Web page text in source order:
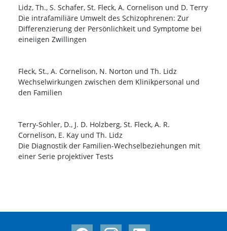
Lidz, Th., S. Schafer, St. Fleck, A. Cornelison und D. Terry
Die intrafamiliäre Umwelt des Schizophrenen: Zur
Differenzierung der Persönlichkeit und Symptome bei
eineiigen Zwillingen
Fleck, St., A. Cornelison, N. Norton und Th. Lidz
Wechselwirkungen zwischen dem Klinikpersonal und
den Familien
Terry-Sohler, D., J. D. Holzberg, St. Fleck, A. R.
Cornelison, E. Kay und Th. Lidz
Die Diagnostik der Familien-Wechselbeziehungen mit
einer Serie projektiver Tests